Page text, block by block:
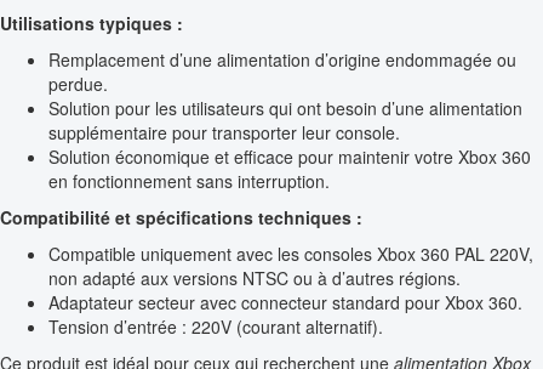
Utilisations typiques :
Remplacement d’une alimentation d’origine endommagée ou
perdue.
Solution pour les utilisateurs qui ont besoin d’une alimentation
supplémentaire pour transporter leur console.
Solution économique et efficace pour maintenir votre Xbox 360
en fonctionnement sans interruption.
Compatibilité et spécifications techniques :
Compatible uniquement avec les consoles Xbox 360 PAL 220V,
non adapté aux versions NTSC ou à d’autres régions.
Adaptateur secteur avec connecteur standard pour Xbox 360.
Tension d’entrée : 220V (courant alternatif).
Ce produit est idéal pour ceux qui recherchent une alimentation Xbox